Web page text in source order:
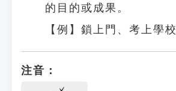
的目的或成果。
【例】鎖上門、考上學校
注音：